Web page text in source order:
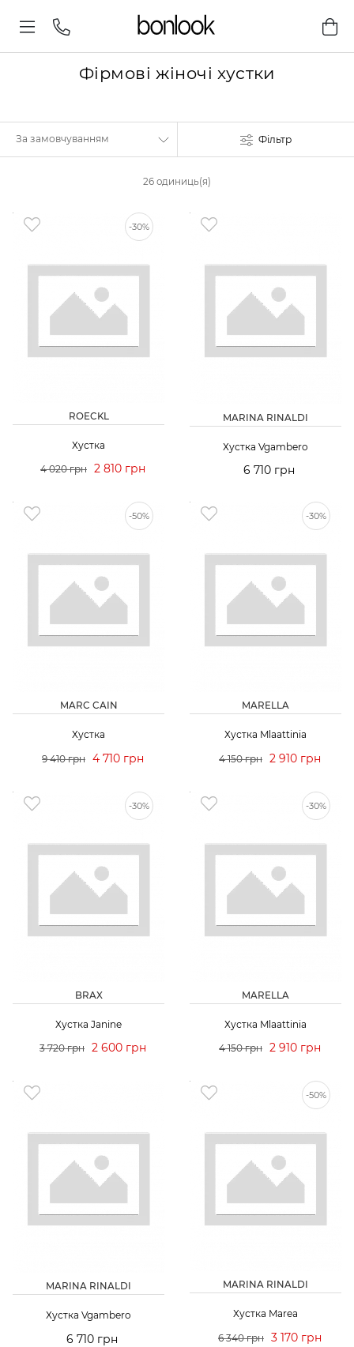
Фірмові жіночі хустки
Фільтр
26 одиниць(я)
-30%
ROECKL
Хустка
4 020 грн 2 810 грн
MARINA RINALDI
Хустка Vgambero
6 710 грн
-50%
MARC CAIN
Хустка
9 410 грн 4 710 грн
-30%
MARELLA
Хустка Mlaattinia
4 150 грн 2 910 грн
-30%
BRAX
Хустка Janine
3 720 грн 2 600 грн
-30%
MARELLA
Хустка Mlaattinia
4 150 грн 2 910 грн
MARINA RINALDI
Хустка Vgambero
6 710 грн
-50%
MARINA RINALDI
Хустка Marea
6 340 грн 3 170 грн